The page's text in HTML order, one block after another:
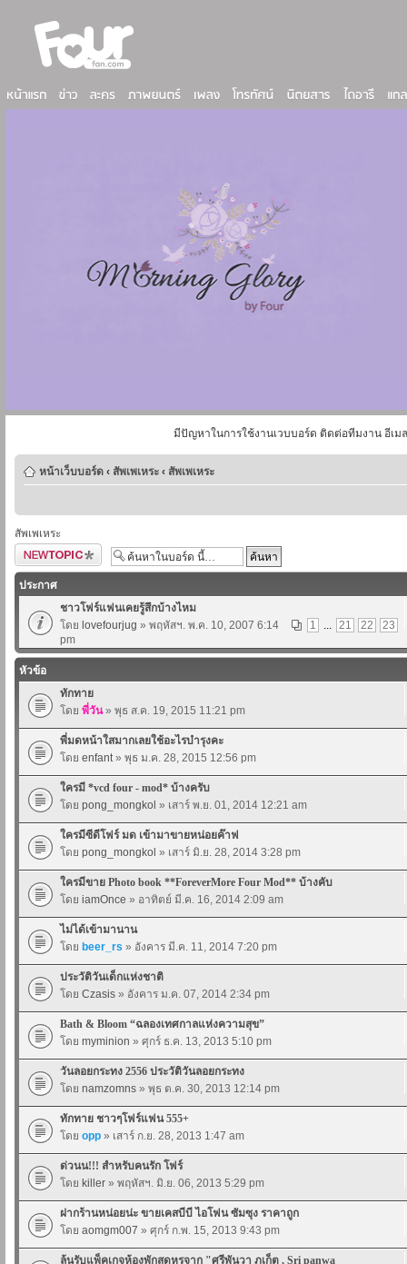
มีปัญหาในการใช้งานเวบบอร์ด ติดต่อทีมงาน อีเม
หน้าเว็บบอร์ด ‹ สัพเพเหระ ‹ สัพเพเหระ
สัพเพเหระ
ตั้งกระทู้ใหม่
ประกาศ
ชาวโฟร์แฟนเคยรู้สึกบ้างไหม
1
... 21 22 23
โดย lovefourjug » พฤหัสฯ. พ.ค. 10, 2007 6:14
pm
หัวข้อ
ทักทาย
โดย พี่วัน» พุธ ส.ค. 19, 2015 11:21 pm
พี่มดหน้าใสมากเลยใช้อะไรบำรุงคะ
โดย enfant» พุธ ม.ค. 28, 2015 12:56 pm
ใครมี *vcd four - mod* บ้างครับ
โดย pong_mongkol » เสาร์ พ.ย. 01, 2014 12:21 am
ใครมีซีดีโฟร์ มด เข้ามาขายหน่อยค๊าฟ
โดย pong_mongkol » เสาร์ มิ.ย. 28, 2014 3:28 pm
ใครมีขาย Photo book **ForeverMore Four Mod** บ้างคับ
โดย iamOnce » อาทิตย์ มี.ค. 16, 2014 2:09 am
ไม่ได้เข้ามานาน
โดย beer_rs » อังคาร มี.ค. 11, 2014 7:20 pm
ประวัติวันเด็กแห่งชาติ
โดย Czasis » อังคาร ม.ค. 07, 2014 2:34 pm
Bath & Bloom “ฉลองเทศกาลแห่งความสุข”
โดย myminion » ศุกร์ ธ.ค. 13, 2013 5:10 pm
วันลอยกระทง 2556 ประวัติวันลอยกระทง
โดย namzomns » พุธ ต.ค. 30, 2013 12:14 pm
ทักทาย ชาวๆโฟร์แฟน 555+
โดย opp » เสาร์ ก.ย. 28, 2013 1:47 am
ด่วนน!!! สำหรับคนรัก โฟร์
โดย killer » พฤหัสฯ. มิ.ย. 06, 2013 5:29 pm
ฝากร้านหน่อยน่ะ ขายเคสบีบี ไอโฟน ซัมซุง ราคาถูก
โดย aomgm007 » ศุกร์ ก.พ. 15, 2013 9:43 pm
ลุ้นรับแพ็คเกจห้องพักสุดหรูจาก "ศรีพันวา ภูเก็ต , Sri panwa